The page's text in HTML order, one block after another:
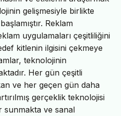
gelişmesiyle birlikte
Reklam
uygulamaları çeşitliliğini
kitlenin ilgisini çekmeye
teknolojinin
Her gün çeşitli
ve her geçen gün daha
gerçeklik teknolojisi
sunmakta ve sanal